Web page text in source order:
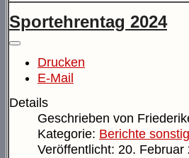
Sportehrentag 2024
Drucken
E-Mail
Details
Geschrieben von
Kategorie: Berichte
Veröffentlicht: 20. Februar